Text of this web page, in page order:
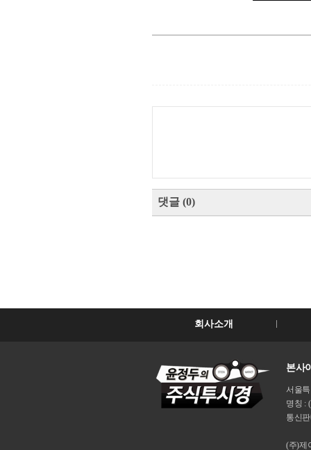
댓글 (0)
회사소개
본사
서울
명칭 :
통신
(주)제